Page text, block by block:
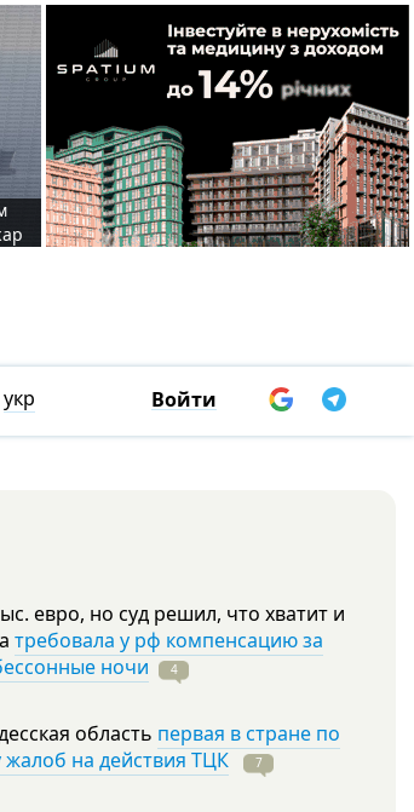
укр Войти
евро, но суд решил, что хватит и
требовала у рф компенсацию за
ночи
4
область первая в стране по
жалоб на действия ТЦК
7